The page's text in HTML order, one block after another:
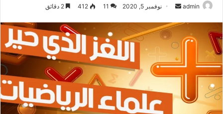
admin
أرسل
إلكترونيا
نوفمبر 5, 2020 11
412